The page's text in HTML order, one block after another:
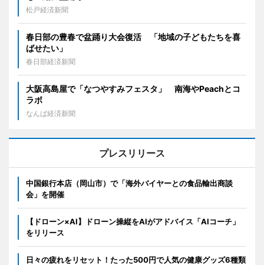
松戸経済新聞
春日部の豊春で盆踊り大会復活 「地域の子どもたちを喜
ばせたい」
春日部経済新聞
大阪高島屋で「なつやすみフェスタ」 南海やPeachとコ
ラボ
なんば経済新聞
プレスリリース
中国銀行本店（岡山市）で「海外バイヤーとの食品輸出商談
会」を開催
【ドローン×AI】ドローン操縦をAIがアドバイス「AIコーチ」
をリリース
日々の疲れをリセット！たった500円で人気の健康グッズ6種類